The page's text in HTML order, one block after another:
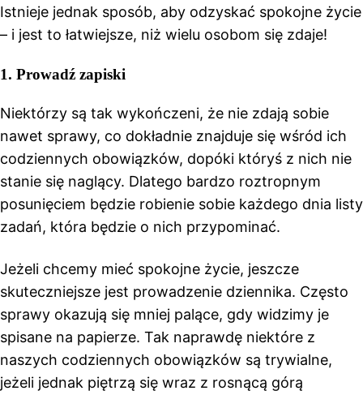
Istnieje jednak sposób, aby odzyskać spokojne życie
– i jest to łatwiejsze, niż wielu osobom się zdaje!
1. Prowadź zapiski
Niektórzy są tak wykończeni, że nie zdają sobie
nawet sprawy, co dokładnie znajduje się wśród ich
codziennych obowiązków, dopóki któryś z nich nie
stanie się naglący. Dlatego bardzo roztropnym
posunięciem będzie robienie sobie każdego dnia listy
zadań, która będzie o nich przypominać.
Jeżeli chcemy mieć spokojne życie, jeszcze
skuteczniejsze jest prowadzenie dziennika. Często
sprawy okazują się mniej palące, gdy widzimy je
spisane na papierze. Tak naprawdę niektóre z
naszych codziennych obowiązków są trywialne,
jeżeli jednak piętrzą się wraz z rosnącą górą